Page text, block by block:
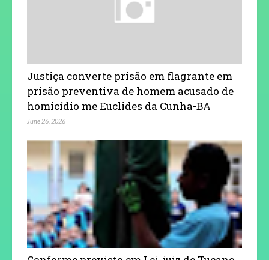
Justiça converte prisão em flagrante em
prisão preventiva de homem acusado de
homicídio me Euclides da Cunha-BA
June 26, 2026